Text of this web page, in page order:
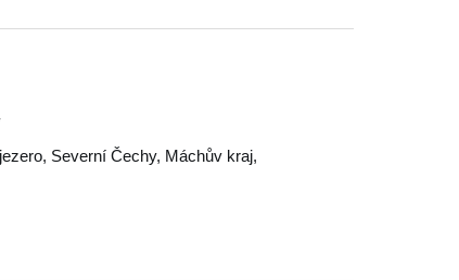
, Severní Čechy, Máchův kraj,